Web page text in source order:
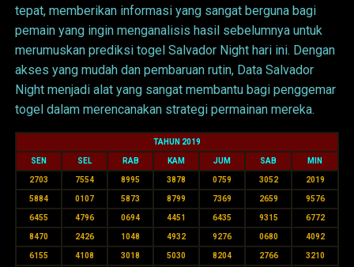
tepat, memberikan informasi yang sangat berguna bagi
pemain yang ingin menganalisis hasil sebelumnya untuk
merumuskan prediksi togel Salvador Night hari ini. Dengan
akses yang mudah dan pembaruan rutin, Data Salvador
Night menjadi alat yang sangat membantu bagi penggemar
togel dalam merencanakan strategi permainan mereka.
TAHUN 2019
SEN SEL RAB KAM JUM SAB MIN
2703 7554 8995 3878 0759 3052 2019
5884 0107 5873 8799 7369 2659 9576
6455 4796 0694 4451 6435 9315 6772
8470 2426 1048 4932 9276 0680 4092
6155 4108 3018 5030 8204 2766 3210